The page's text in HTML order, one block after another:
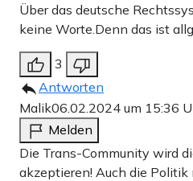
Über das deutsche
keine Worte.Denn das ist
3
Antworten
Malik06.02.2024 um 15:36
Melden
Die Trans-Community wird
akzeptieren! Auch die Politik